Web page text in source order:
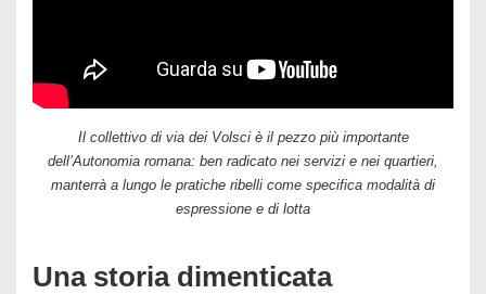
Il collettivo di via dei Volsci è il pezzo più importante
dell’Autonomia romana: ben radicato nei servizi e nei quartieri,
manterrà a lungo le pratiche ribelli come specifica modalità di
espressione e di lotta
Una storia dimenticata